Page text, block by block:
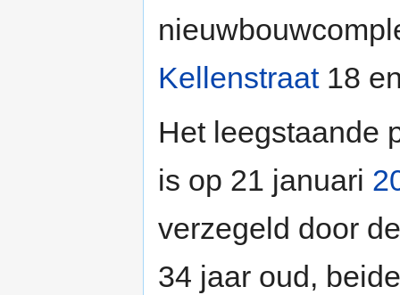
Kellenstraat18
Het leegstaande
is op 21 januari
verzegeld door
34 jaar oud,